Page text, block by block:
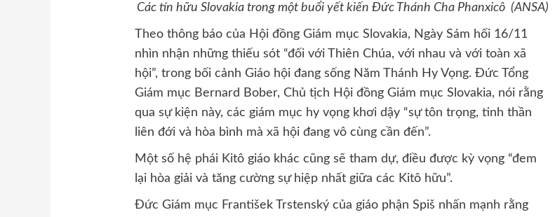
Các tín hữu Slovakia trong một buổi yết kiến Đức Thánh Cha Phanxicô (ANSA)
Theo thông báo của Hội đồng Giám mục Slovakia, Ngày Sám hối 16/11
nhìn nhận những thiếu sót “đối với Thiên Chúa, với nhau và với toàn xã
hội”, trong bối cảnh Giáo hội đang sống Năm Thánh Hy Vọng. Đức Tổng
Giám mục Bernard Bober, Chủ tịch Hội đồng Giám mục Slovakia, nói rằng
qua sự kiện này, các giám mục hy vọng khơi dậy “sự tôn trọng, tinh thần
liên đới và hòa bình mà xã hội đang vô cùng cần đến”.
Một số hệ phái Kitô giáo khác cũng sẽ tham dự, điều được kỳ vọng “đem
lại hòa giải và tăng cường sự hiệp nhất giữa các Kitô hữu”.
Đức Giám mục František Trstenský của giáo phận Spiš nhấn mạnh rằng